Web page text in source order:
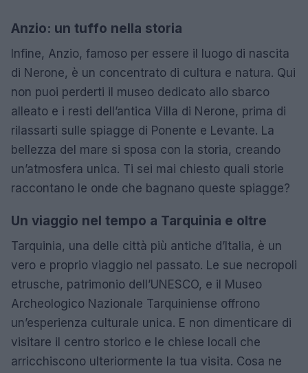
Anzio: un tuffo nella storia
Infine, Anzio, famoso per essere il luogo di nascita
di Nerone, è un concentrato di cultura e natura. Qui
non puoi perderti il museo dedicato allo sbarco
alleato e i resti dell’antica Villa di Nerone, prima di
rilassarti sulle spiagge di Ponente e Levante. La
bellezza del mare si sposa con la storia, creando
un’atmosfera unica. Ti sei mai chiesto quali storie
raccontano le onde che bagnano queste spiagge?
Un viaggio nel tempo a Tarquinia e oltre
Tarquinia, una delle città più antiche d’Italia, è un
vero e proprio viaggio nel passato. Le sue necropoli
etrusche, patrimonio dell’UNESCO, e il Museo
Archeologico Nazionale Tarquiniense offrono
un’esperienza culturale unica. E non dimenticare di
visitare il centro storico e le chiese locali che
arricchiscono ulteriormente la tua visita. Cosa ne